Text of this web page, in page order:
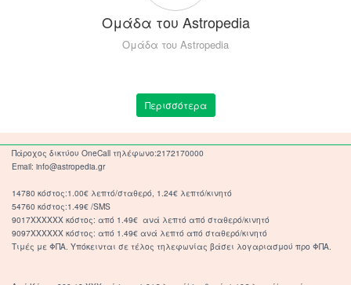
Ομάδα του Astropedia
Ομάδα του Astropedia
Περισσότερα
Πάροχος δικτύου OneCall τηλέφωνο:2172170000
Email: info@astropedia.gr
14780 κόστος:1.00€ λεπτό/σταθερό, 1.24€ λεπτό/κινητό
54760 κόστος:1.49€ /SMS
9017XXXXXX κόστος: από 1.49€ ανά λεπτό από σταθερό/κινητό
9097XXXXXX κόστος: από 1.49€ ανά λεπτό από σταθερό/κινητό
Τιμές με ΦΠΑ. Υπόκεινται σε τέλος τηλεφωνίας βάσει λογαριασμού προ ΦΠΑ.